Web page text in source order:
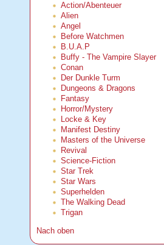
Action/Abenteuer
Alien
Angel
Before Watchmen
B.U.A.P
Buffy - The Vampire Slayer
Conan
Der Dunkle Turm
Dungeons & Dragons
Fantasy
Horror/Mystery
Locke & Key
Manifest Destiny
Masters of the Universe
Revival
Science-Fiction
Star Trek
Star Wars
Superhelden
The Walking Dead
Trigan
Nach oben